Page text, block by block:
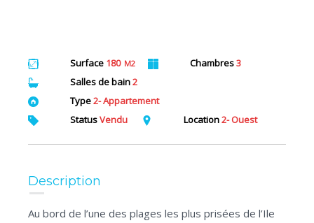
Surface 180 M2 Chambres3
Salles de bain2
Type2- Appartement
StatusVendu Location2- Ouest
Description
Au bord de l’une des plages les plus prisées de l’Ile